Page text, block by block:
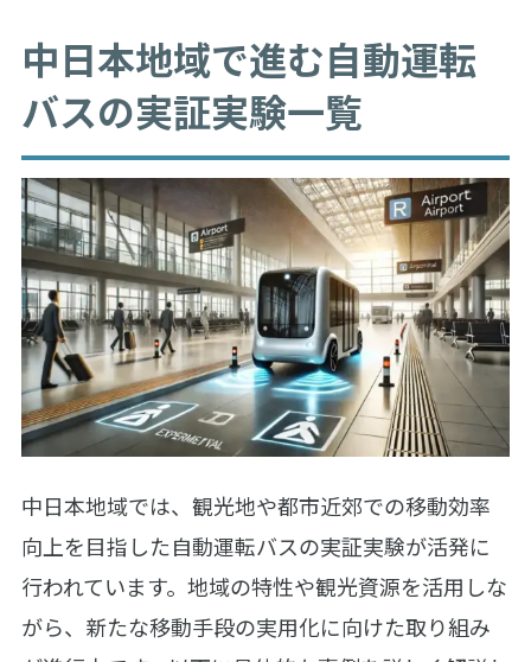
中日本地域で進む自動運転
バスの実証実験一覧
中日本地域では、観光地や都市近郊での移動効率
向上を目指した自動運転バスの実証実験が活発に
行われています。地域の特性や観光資源を活用しな
がら、新たな移動手段の実用化に向けた取り組み